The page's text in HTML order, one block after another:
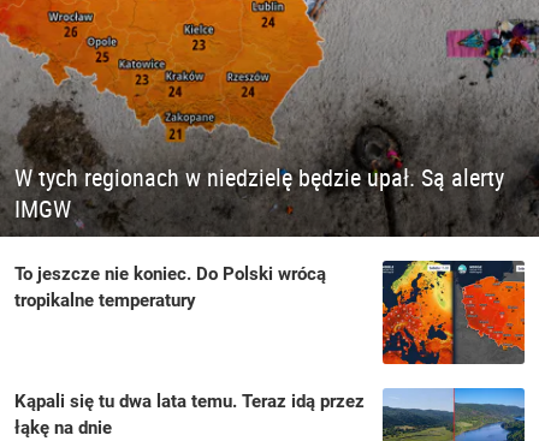
W tych regionach w niedzielę będzie upał. Są alerty
IMGW
To jeszcze nie koniec. Do Polski wrócą
tropikalne temperatury
Kąpali się tu dwa lata temu. Teraz idą przez
łąkę na dnie